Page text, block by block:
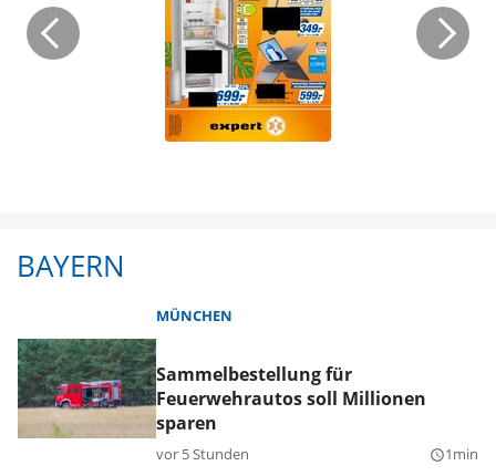
BAYERN
MÜNCHEN
Sammelbestellung für
Feuerwehrautos soll Millionen
sparen
vor 5 Stunden query_builder1min